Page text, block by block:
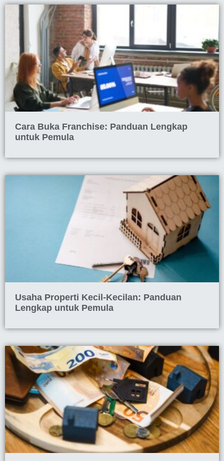
Cara Buka Franchise: Panduan Lengkap
untuk Pemula
Usaha Properti Kecil-Kecilan: Panduan
Lengkap untuk Pemula